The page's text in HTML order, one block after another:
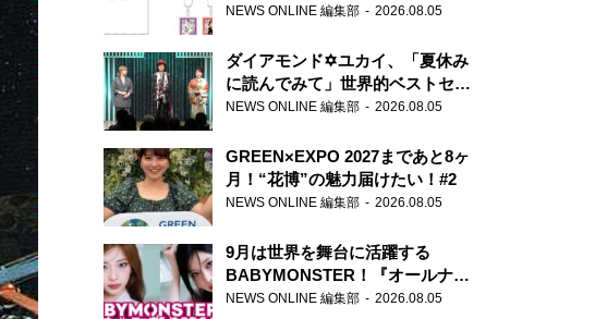
天下無双』初の番組グッズ発売
NEWS ONLINE 編集部 2026.08.05
ダイアモンド✡ユカイ、「夏休み
に読んでみて」世界的ベストセラ
ー『アナスタシア』を紹介
NEWS ONLINE 編集部 2026.08.05
GREEN×EXPO 2027まであと8ヶ
月！“花博”の魅力届けたい！#2
NEWS ONLINE 編集部 2026.08.05
9月は世界を舞台に活躍する
BABYMONSTER！『オールナイ
トニッポンPODCAST』月替わり
NEWS ONLINE 編集部 2026.08.05